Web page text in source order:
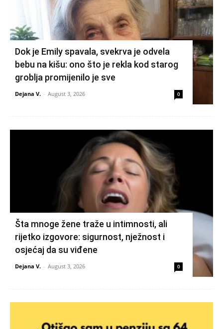
Dok je Emily spavala, svekrva je odvela
bebu na kišu: ono što je rekla kod starog
groblja promijenilo je sve
Dejana V. - August 3, 2026 0
Šta mnoge žene traže u intimnosti, ali
rijetko izgovore: sigurnost, nježnost i
osjećaj da su viđene
Dejana V. - August 3, 2026 0